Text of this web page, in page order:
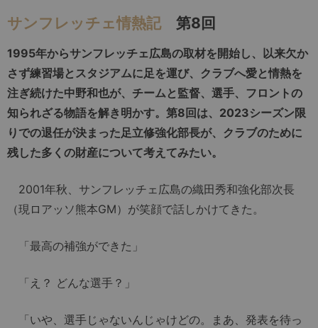
サンフレッチェ情熱記第8回
1995年からサンフレッチェ広島の取材を開始し、以来欠か
さず練習場とスタジアムに足を運び、クラブへ愛と情熱を
注ぎ続けた中野和也が、チームと監督、選手、フロントの
知られざる物語を解き明かす。第8回は、2023シーズン限
りでの退任が決まった足立修強化部長が、クラブのために
残した多くの財産について考えてみたい。
2001年秋、サンフレッチェ広島の織田秀和強化部次長
（現ロアッソ熊本GM）が笑顔で話しかけてきた。
「最高の補強ができた」
「え？ どんな選手？」
「いや、選手じゃないんじゃけどの。まあ、発表を待っ